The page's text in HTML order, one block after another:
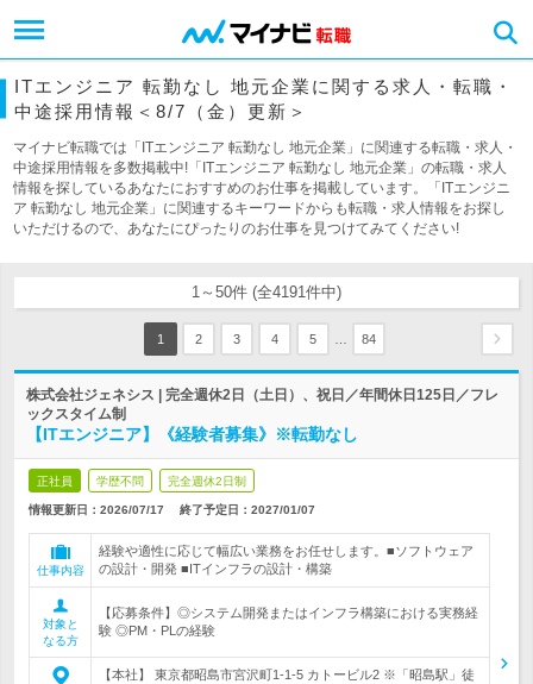
ITエンジニア 転勤なし 地元企業に関する求人・転職・
中途採用情報＜8/7（金）更新＞
マイナビ転職では「ITエンジニア 転勤なし 地元企業」に関連する転職・求人・
中途採用情報を多数掲載中!「ITエンジニア 転勤なし 地元企業」の転職・求人
情報を探しているあなたにおすすめのお仕事を掲載しています。「ITエンジニ
ア 転勤なし 地元企業」に関連するキーワードからも転職・求人情報をお探し
いただけるので、あなたにぴったりのお仕事を見つけてみてください!
1～50件 (全4191件中)
1 2 3 4 5 84
株式会社ジェネシス | 完全週休2日（土日）、祝日／年間休日125日／フレ
ックスタイム制
【ITエンジニア】《経験者募集》※転勤なし
正社員 学歴不問 完全週休2日制
情報更新日：2026/07/17 終了予定日： 2027/01/07
仕事内容
経験や適性に応じて幅広い業務をお任せします。■ソフトウェア
の設計・開発 ■ITインフラの設計・構築
対象と
なる方
【応募条件】◎システム開発またはインフラ構築における実務経
験 ◎PM・PLの経験
【本社】 東京都昭島市宮沢町1-1-5 カトービル2 ※「昭島駅」徒